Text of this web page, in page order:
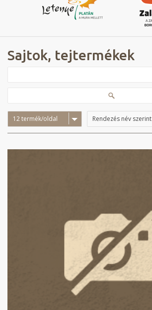
Sajtok, tejtermékek
12 termék/oldal Rendezés név szerint